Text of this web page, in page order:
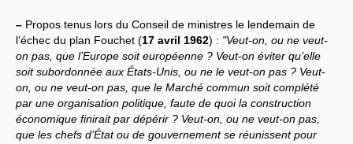
– Propos tenus lors du Conseil de ministres le lendemain de
l’échec du plan Fouchet (17 avril 1962) : "Veut-on, ou ne veut-
on pas, que l’Europe soit européenne ? Veut-on éviter qu’elle
soit subordonnée aux États-Unis, ou ne le veut-on pas ? Veut-
on, ou ne veut-on pas, que le Marché commun soit complété
par une organisation politique, faute de quoi la construction
économique finirait par dépérir ? Veut-on, ou ne veut-on pas,
que les chefs d’État ou de gouvernement se réunissent pour